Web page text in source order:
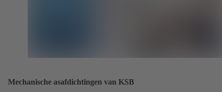
Mechanische asafdichtingen van KSB